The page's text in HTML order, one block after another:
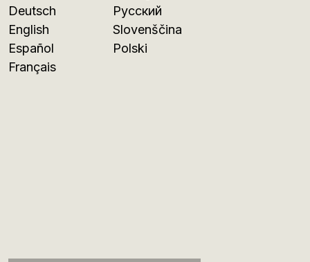
Deutsch
English
Español
Français
Русский
Slovenščina
Polski